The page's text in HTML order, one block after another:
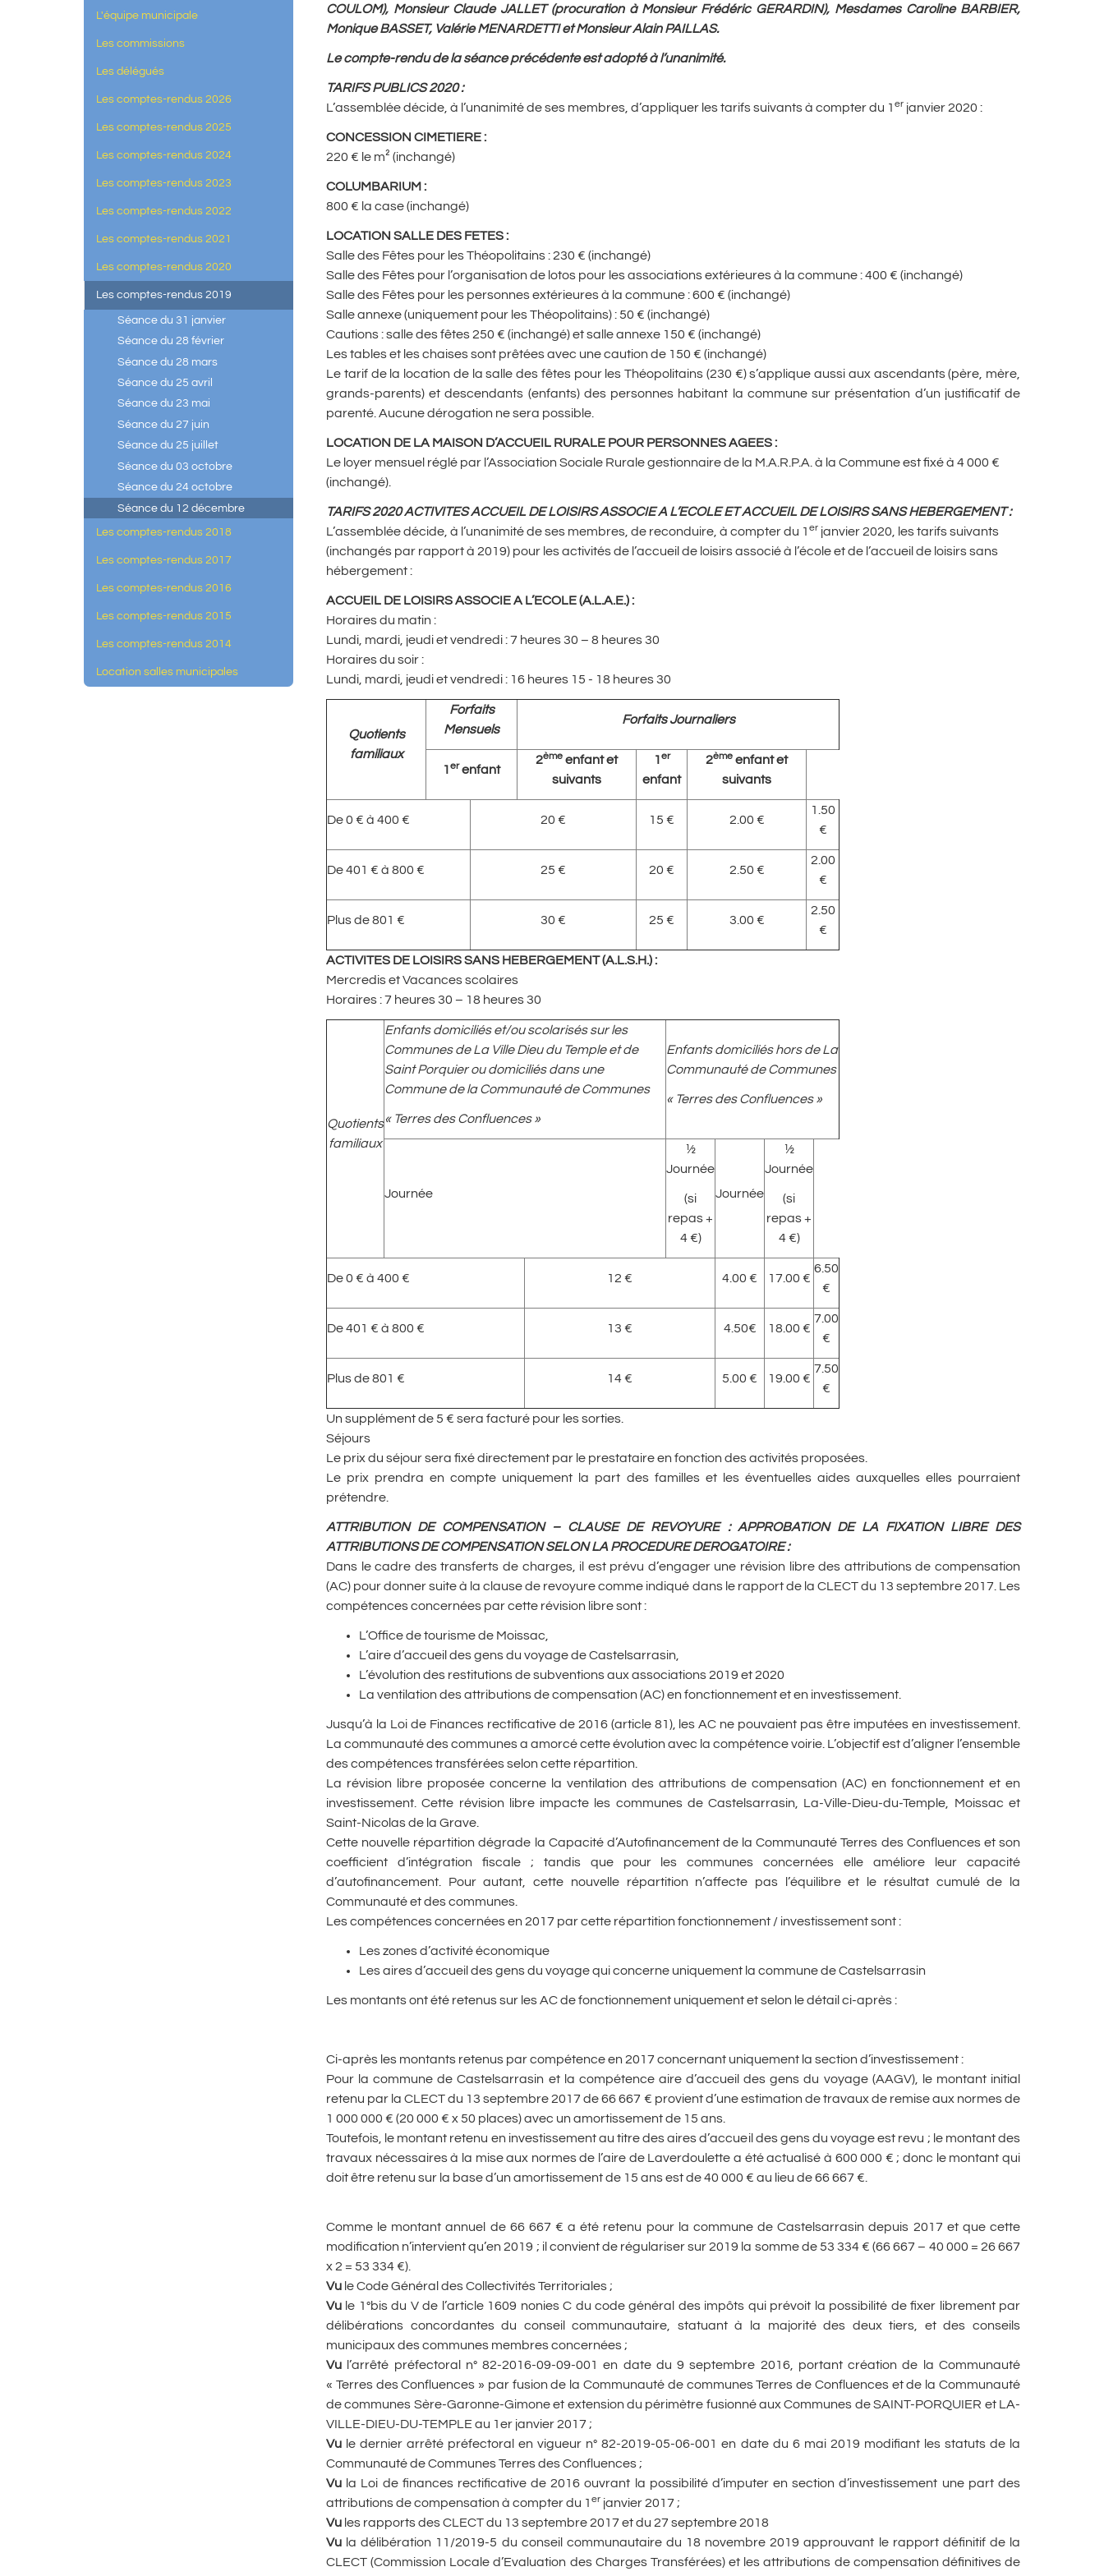
L'équipe municipale
Les commissions
Les délégués
Les comptes-rendus 2026
Les comptes-rendus 2025
Les comptes-rendus 2024
Les comptes-rendus 2023
Les comptes-rendus 2022
Les comptes-rendus 2021
Les comptes-rendus 2020
Les comptes-rendus 2019
Séance du 31 janvier
Séance du 28 février
Séance du 28 mars
Séance du 25 avril
Séance du 23 mai
Séance du 27 juin
Séance du 25 juillet
Séance du 03 octobre
Séance du 24 octobre
Séance du 12 décembre
Les comptes-rendus 2018
Les comptes-rendus 2017
Les comptes-rendus 2016
Les comptes-rendus 2015
Les comptes-rendus 2014
Location salles municipales
COULOM), Monsieur Claude JALLET (procuration à Monsieur Frédéric GERARDIN), Mesdames Caroline BARBIER,
Monique BASSET, Valérie MENARDETTI et Monsieur Alain PAILLAS.
Le compte-rendu de la séance précédente est adopté à l’unanimité.
TARIFS PUBLICS 2020 :
L’assemblée décide, à l’unanimité de ses membres, d’appliquer les tarifs suivants à compter du 1 er janvier 2020 :
CONCESSION CIMETIERE:
220 € le m² (inchangé)
COLUMBARIUM :
800 € la case (inchangé)
LOCATION SALLE DES FETES:
Salle des Fêtes pour les Théopolitains : 230 € (inchangé)
Salle des Fêtes pour l’organisation de lotos pour les associations extérieures à la commune : 400 € (inchangé)
Salle des Fêtes pour les personnes extérieures à la commune : 600 € (inchangé)
Salle annexe (uniquement pour les Théopolitains) : 50 € (inchangé)
Cautions : salle des fêtes 250 € (inchangé) et salle annexe 150 € (inchangé)
Les tables et les chaises sont prêtées avec une caution de 150 € (inchangé)
Le tarif de la location de la salle des fêtes pour les Théopolitains (230 €) s’applique aussi aux ascendants (père, mère,
grands-parents) et descendants (enfants) des personnes habitant la commune sur présentation d’un justificatif de
parenté. Aucune dérogation ne sera possible.
LOCATION DE LA MAISON D’ACCUEIL RURALE POUR PERSONNES AGEES:
Le loyer mensuel réglé par l’Association Sociale Rurale gestionnaire de la M.A.R.P.A. à la Commune est fixé à 4 000 €
(inchangé).
TARIFS 2020 ACTIVITES ACCUEIL DE LOISIRS ASSOCIE A L’ECOLE ET ACCUEIL DE LOISIRS SANS HEBERGEMENT:
L’assemblée décide, à l’unanimité de ses membres, de reconduire, à compter du 1 er janvier 2020, les tarifs suivants
(inchangés par rapport à 2019) pour les activités de l’accueil de loisirs associé à l’école et de l’accueil de loisirs sans
hébergement :
ACCUEIL DE LOISIRS ASSOCIE A L’ECOLE (A.L.A.E.):
Horaires du matin :
Lundi, mardi, jeudi et vendredi : 7 heures 30 – 8 heures 30
Horaires du soir :
Lundi, mardi, jeudi et vendredi : 16 heures 15 - 18 heures 30
Quotients
familiaux
Forfaits
Mensuels
Forfaits Journaliers
1 erenfant
2ème enfant et
suivants
1 er
enfant
2ème enfant et
suivants
De 0 € à 400 € 20 € 15 € 2.00 €
1.50
€
De 401 € à 800 € 25 € 20 € 2.50 €
2.00
€
Plus de 801 € 30 € 25 € 3.00 €
2.50
€
ACTIVITES DE LOISIRS SANS HEBERGEMENT (A.L.S.H.):
Mercredis et Vacances scolaires
Horaires : 7 heures 30 – 18 heures 30
Quotients
familiaux
Enfants domiciliés et/ou scolarisés sur les
Communes de La Ville Dieu du Temple et de
Saint Porquier ou domiciliés dans une
Commune de la Communauté de Communes
« Terres des Confluences »
Enfants domiciliés hors de La
Communauté de Communes
« Terres des Confluences »
Journée
½
Journée
(si
repas +
4 €)
Journée
½
Journée
(si
repas +
4 €)
De 0 € à 400 € 12 € 4.00 € 17.00 €
6.50
€
De 401 € à 800 € 13 € 4.50€ 18.00 €
7.00
€
Plus de 801 € 14 € 5.00 € 19.00 €
7.50
€
Un supplément de 5 € sera facturé pour les sorties.
Séjours
Le prix du séjour sera fixé directement par le prestataire en fonction des activités proposées.
Le prix prendra en compte uniquement la part des familles et les éventuelles aides auxquelles elles pourraient
prétendre.
ATTRIBUTION DE COMPENSATION – CLAUSE DE REVOYURE : APPROBATION DE LA FIXATION LIBRE DES
ATTRIBUTIONS DE COMPENSATION SELON LA PROCEDURE DEROGATOIRE:
Dans le cadre des transferts de charges, il est prévu d’engager une révision libre des attributions de compensation
(AC) pour donner suite à la clause de revoyure comme indiqué dans le rapport de la CLECT du 13 septembre 2017. Les
compétences concernées par cette révision libre sont :
L’Office de tourisme de Moissac,
L’aire d’accueil des gens du voyage de Castelsarrasin,
L’évolution des restitutions de subventions aux associations 2019 et 2020
La ventilation des attributions de compensation (AC) en fonctionnement et en investissement.
Jusqu’à la Loi de Finances rectificative de 2016 (article 81), les AC ne pouvaient pas être imputées en investissement.
La communauté des communes a amorcé cette évolution avec la compétence voirie. L’objectif est d’aligner l’ensemble
des compétences transférées selon cette répartition.
La révision libre proposée concerne la ventilation des attributions de compensation (AC) en fonctionnement et en
investissement. Cette révision libre impacte les communes de Castelsarrasin, La-Ville-Dieu-du-Temple, Moissac et
Saint-Nicolas de la Grave.
Cette nouvelle répartition dégrade la Capacité d’Autofinancement de la Communauté Terres des Confluences et son
coefficient d’intégration fiscale ; tandis que pour les communes concernées elle améliore leur capacité
d’autofinancement. Pour autant, cette nouvelle répartition n’affecte pas l’équilibre et le résultat cumulé de la
Communauté et des communes.
Les compétences concernées en 2017 par cette répartition fonctionnement / investissement sont :
Les zones d’activité économique
Les aires d’accueil des gens du voyage qui concerne uniquement la commune de Castelsarrasin
Les montants ont été retenus sur les AC de fonctionnement uniquement et selon le détail ci-après :
Ci-après les montants retenus par compétence en 2017 concernant uniquement la section d’investissement :
Pour la commune de Castelsarrasin et la compétence aire d’accueil des gens du voyage (AAGV), le montant initial
retenu par la CLECT du 13 septembre 2017 de 66 667 € provient d’une estimation de travaux de remise aux normes de
1 000 000 € (20 000 € x 50 places) avec un amortissement de 15 ans.
Toutefois, le montant retenu en investissement au titre des aires d’accueil des gens du voyage est revu ; le montant des
travaux nécessaires à la mise aux normes de l’aire de Laverdoulette a été actualisé à 600 000 € ; donc le montant qui
doit être retenu sur la base d’un amortissement de 15 ans est de 40 000 € au lieu de 66 667 €.
Comme le montant annuel de 66 667 € a été retenu pour la commune de Castelsarrasin depuis 2017 et que cette
modification n’intervient qu’en 2019 ; il convient de régulariser sur 2019 la somme de 53 334 € (66 667 – 40 000 = 26 667
x 2 = 53 334 €).
Vu le Code Général des Collectivités Territoriales ;
Vu le 1°bis du V de l’article 1609 nonies C du code général des impôts qui prévoit la possibilité de fixer librement par
délibérations concordantes du conseil communautaire, statuant à la majorité des deux tiers, et des conseils
municipaux des communes membres concernées ;
Vu l’arrêté préfectoral n° 82-2016-09-09-001 en date du 9 septembre 2016, portant création de la Communauté
« Terres des Confluences » par fusion de la Communauté de communes Terres de Confluences et de la Communauté
de communes Sère-Garonne-Gimone et extension du périmètre fusionné aux Communes de SAINT-PORQUIER et LA-
VILLE-DIEU-DU-TEMPLE au 1er janvier 2017 ;
Vu le dernier arrêté préfectoral en vigueur n° 82-2019-05-06-001 en date du 6 mai 2019 modifiant les statuts de la
Communauté de Communes Terres des Confluences ;
Vu la Loi de finances rectificative de 2016 ouvrant la possibilité d’imputer en section d’investissement une part des
attributions de compensation à compter du 1 er janvier 2017 ;
Vu les rapports des CLECT du 13 septembre 2017 et du 27 septembre 2018
Vu la délibération 11/2019-5 du conseil communautaire du 18 novembre 2019 approuvant le rapport définitif de la
CLECT (Commission Locale d’Evaluation des Charges Transférées) et les attributions de compensation définitives de